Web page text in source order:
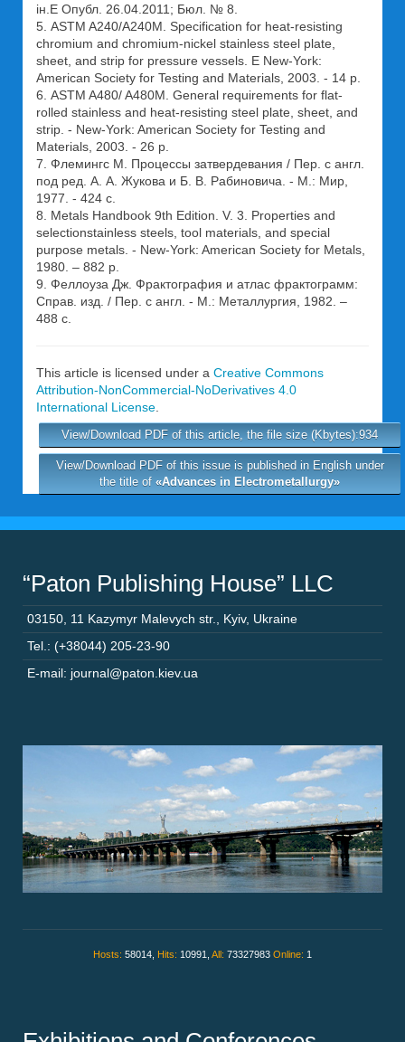
ін.Е Опубл. 26.04.2011; Бюл. № 8.
5. ASTM A240/A240M. Specification for heat-resisting
chromium and chromium-nickel stainless steel plate,
sheet, and strip for pressure vessels. Е New-York:
American Society for Testing and Materials, 2003. - 14 р.
6. ASTM A480/ A480M. General requirements for flat-
rolled stainless and heat-resisting steel plate, sheet, and
strip. - New-York: American Society for Testing and
Materials, 2003. - 26 р.
7. Флемингс М. Процессы затвердевания / Пер. с англ.
под ред. А. А. Жукова и Б. В. Рабиновича. - М.: Мир,
1977. - 424 с.
8. Metals Handbook 9th Edition. V. 3. Properties and
selectionstainless steels, tool materials, and special
purpose metals. - New-York: American Society for Metals,
1980. – 882 p.
9. Феллоуза Дж. Фрактография и атлас фрактограмм:
Справ. изд. / Пер. с англ. - М.: Металлургия, 1982. –
488 с.
This article is licensed under a Creative Commons
Attribution-NonCommercial-NoDerivatives 4.0
International License
View/Download PDF of this article, the file size (Kbytes):934
View/Download PDF of this issue is published in English under
the title of «Advances in Electrometallurgy»
“Paton Publishing House” LLC
03150 11 Kazymyr Malevych str. Kyiv, Ukraine
Tel.: (+38044) 205-23-90
E-mail: journal@paton.kiev.ua
Hosts: 58014, Hits: 10991, All: 73327983 Online: 1